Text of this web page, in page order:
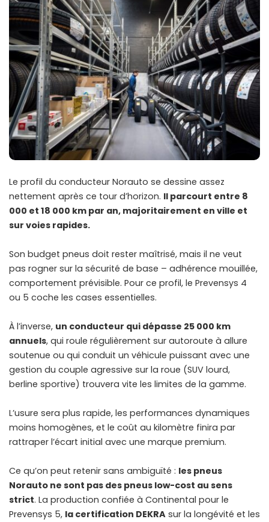
Le profil du conducteur Norauto se dessine assez
nettement après ce tour d’horizon. Il parcourt entre 8
000 et 18 000 km par an, majoritairement en ville et
sur voies rapides.
Son budget pneus doit rester maîtrisé, mais il ne veut
pas rogner sur la sécurité de base – adhérence mouillée,
comportement prévisible. Pour ce profil, le Prevensys 4
ou 5 coche les cases essentielles.
À l’inverse, un conducteur qui dépasse 25 000 km
annuels, qui roule régulièrement sur autoroute à allure
soutenue ou qui conduit un véhicule puissant avec une
gestion du couple agressive sur la roue (SUV lourd,
berline sportive) trouvera vite les limites de la gamme.
L’usure sera plus rapide, les performances dynamiques
moins homogènes, et le coût au kilomètre finira par
rattraper l’écart initial avec une marque premium.
Ce qu’on peut retenir sans ambiguïté : les pneus
Norauto ne sont pas des pneus low-cost au sens
strict. La production confiée à Continental pour le
Prevensys 5, la certification DEKRA sur la longévité et les